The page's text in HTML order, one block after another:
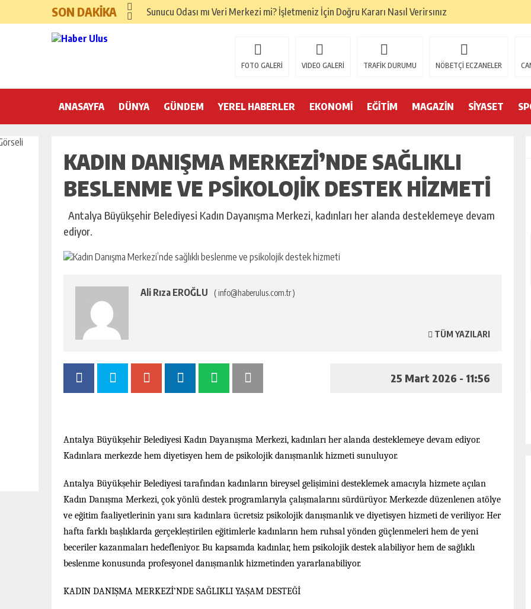
SON DAKİKA Sunucu Odası mı Veri Merkezi mi? İşletmeniz İçin Doğru Kararı Nasıl Verirsınız
FOTO GALERİ VIDEO GALERİ TRAFİK DURUMU NÖBETÇİ ECZANELER
ANASAYFA DÜNYA GÜNDEM YEREL HABERLER EKONOMİ EĞİTİM MAGAZİN SİYASET
KADIN DANIŞMA MERKEZI’NDE SAĞLIKLI
BESLENME VE PSIKOLOJIK DESTEK HIZMETI
Antalya Büyükşehir Belediyesi Kadın Dayanışma Merkezi, kadınları her alanda desteklemeye devam
ediyor.
Ali Rıza EROĞLU ( info@haberulus.com.tr )
TÜM YAZILARI
25 Mart 2026 - 11:56
Antalya Büyükşehir Belediyesi Kadın Dayanışma Merkezi, kadınları her alanda desteklemeye devam ediyor.
Kadınlara merkezde hem diyetisyen hem de psikolojik danışmanlık hizmeti sunuluyor.
Antalya Büyükşehir Belediyesi tarafından kadınların bireysel gelişimini desteklemek amacıyla hizmete açılan
Kadın Danışma Merkezi, çok yönlü destek programlarıyla çalışmalarını sürdürüyor. Merkezde düzenlenen atölye
ve eğitim faaliyetlerinin yanı sıra kadınlara ücretsiz psikolojik danışmanlık ve diyetisyen hizmeti de veriliyor. Her
hafta farklı başlıklarda gerçekleştirilen eğitimlerle kadınların hem ruhsal yönden güçlenmeleri hem de yeni
beceriler kazanmaları hedefleniyor. Bu kapsamda kadınlar, hem psikolojik destek alabiliyor hem de sağlıklı
beslenme konusunda profesyonel danışmanlık hizmetinden yararlanabiliyor.
KADIN DANIŞMA MERKEZİ’NDE SAĞLIKLI YAŞAM DESTEĞİ